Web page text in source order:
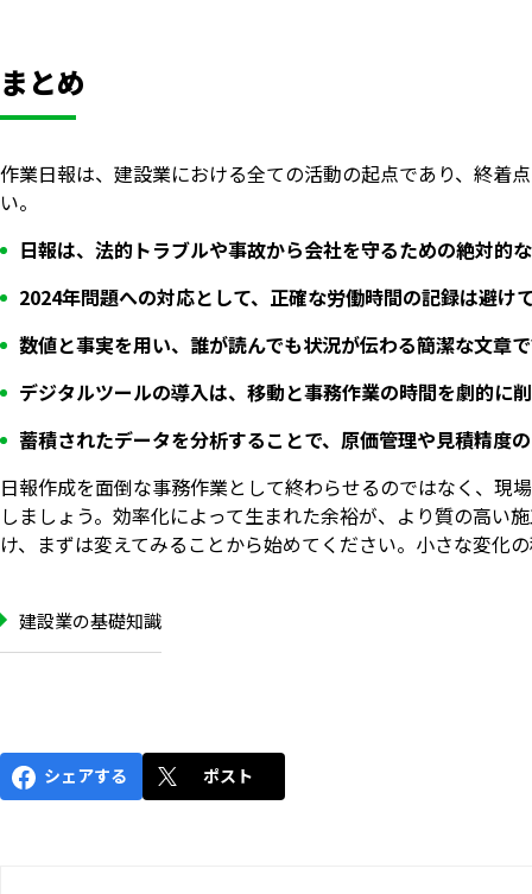
まとめ
作業日報は、建設業における全ての活動の起点であり、終着
い。
日報は、法的トラブルや事故から会社を守るための絶対的
2024年問題への対応として、正確な労働時間の記録は避け
数値と事実を用い、誰が読んでも状況が伝わる簡潔な文章
デジタルツールの導入は、移動と事務作業の時間を劇的に
蓄積されたデータを分析することで、原価管理や見積精度
日報作成を面倒な事務作業として終わらせるのではなく、現
しましょう。効率化によって生まれた余裕が、より質の高い
け、まずは変えてみることから始めてください。小さな変化
建設業の基礎知識
シェアする ポスト